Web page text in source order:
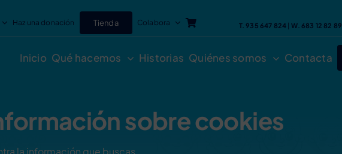
Haz una donación Tienda Colabora T. 935 647 824 | W. 683 12 82 89
Inicio Qué hacemos Historias Quiénes somos Contacta
sobre cookies